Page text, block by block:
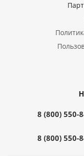
8 (800) 550-
8 (800) 550-